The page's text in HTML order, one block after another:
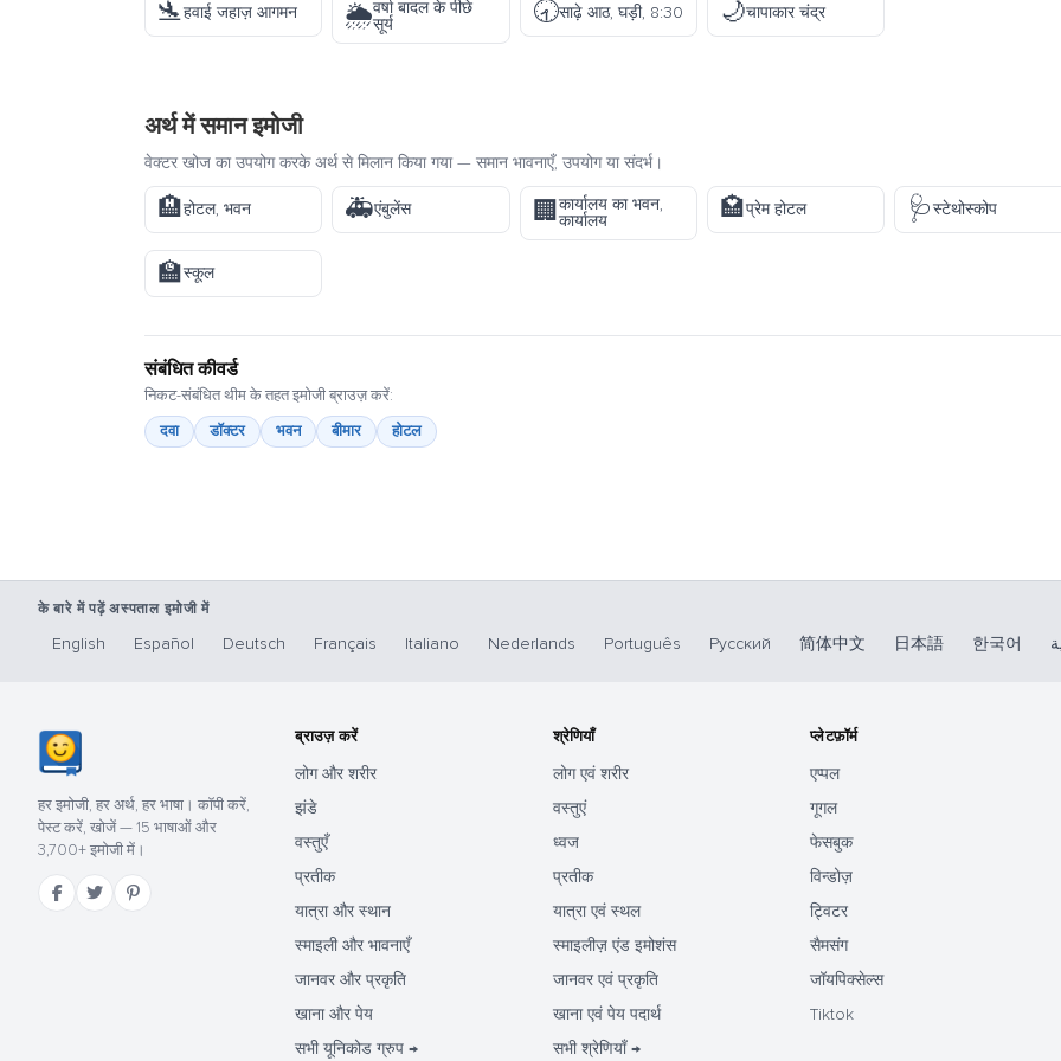
🛬हवाई जहाज़ आगमन 🌦️वर्षा बादल के पीछे
सूर्य
🕣साढ़े आठ, घड़ी, 8:30 🌙चापाकार चंद्र
अर्थ में समान इमोजी
वेक्टर खोज का उपयोग करके अर्थ से मिलान किया गया — समान भावनाएँ, उपयोग या संदर्भ।
🏨होटल, भवन 🚑एंबुलेंस 🏢कार्यालय का भवन,
कार्यालय
🏩प्रेम होटल 🩺स्टेथोस्कोप
🏫स्कूल
संबंधित कीवर्ड
निकट-संबंधित थीम के तहत इमोजी ब्राउज़ करें:
दवा
डॉक्टर भवन बीमार होटल
के बारे में पढ़ें अस्पताल इमोजी में
English Español Deutsch Français Italiano Nederlands Português Русский 简体中文 日本語 한국어
हर इमोजी, हर अर्थ, हर भाषा। कॉपी करें,
पेस्ट करें, खोजें — 15 भाषाओं और
3,700+ इमोजी में।
ब्राउज़ करें
लोग और शरीर
झंडे
वस्तुएँ
प्रतीक
यात्रा और स्थान
स्माइली और भावनाएँ
जानवर और प्रकृति
खाना और पेय
सभी यूनिकोड ग्रुप →
श्रेणियाँ
लोग एवं शरीर
वस्तुएं
ध्वज
प्रतीक
यात्रा एवं स्थल
स्माइलीज़ एंड इमोशंस
जानवर एवं प्रकृति
खाना एवं पेय पदार्थ
सभी श्रेणियाँ →
प्लेटफ़ॉर्म
एप्पल
गूगल
फेसबुक
विन्डोज़
ट्विटर
सैमसंग
जॉयपिक्सेल्स
Tiktok